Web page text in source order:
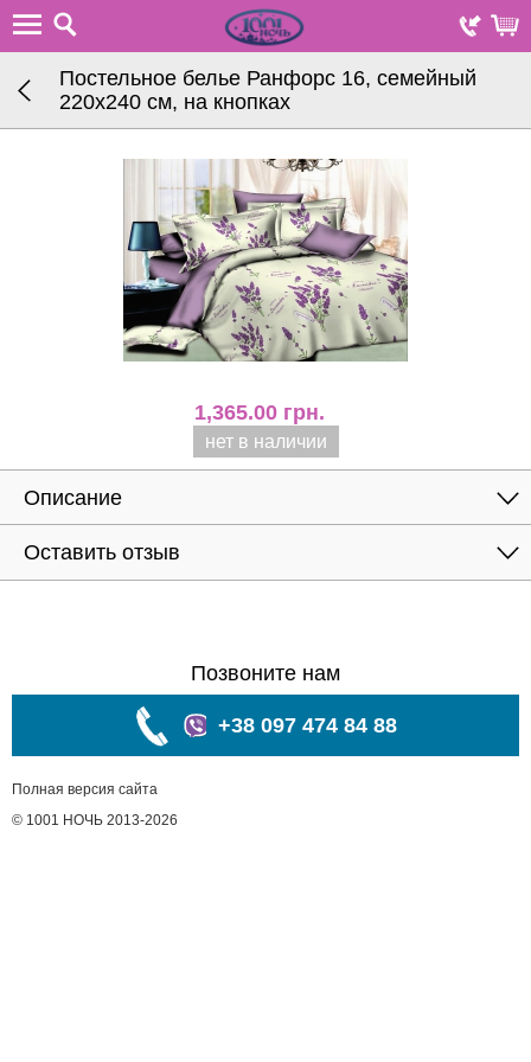
Постельное белье Ранфорс 16, семейный
220х240 см, на кнопках
1,365.00 грн.
нет в наличии
Описание
Оставить отзыв
Позвоните нам
+38 097 474 84 88
Полная версия сайта
© 1001 НОЧЬ 2013-2026